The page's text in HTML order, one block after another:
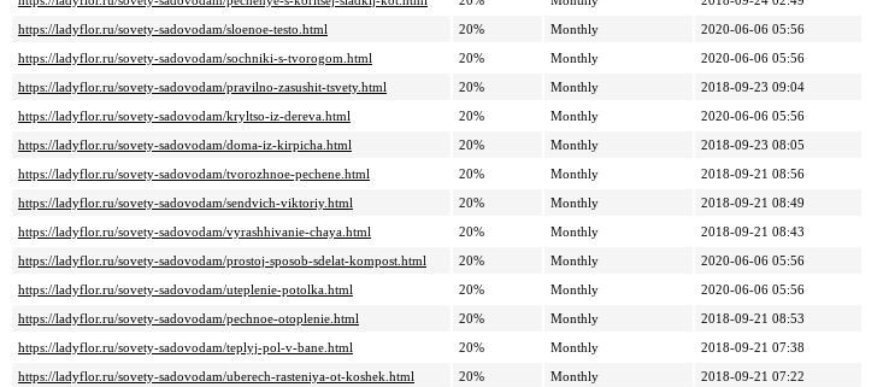
https://ladyflor.ru/sovety-sadovodam/sloenoe-testo.html
20% Monthly
2020-06-06 05:56
https://ladyflor.ru/sovety-sadovodam/sochniki-s-tvorogom.html
20% Monthly
2020-06-06 05:56
https://ladyflor.ru/sovety-sadovodam/pravilno-zasushit-tsvety.html
20% Monthly
2018-09-23 09:04
https://ladyflor.ru/sovety-sadovodam/kryltso-iz-dereva.html
20% Monthly
2020-06-06 05:56
https://ladyflor.ru/sovety-sadovodam/doma-iz-kirpicha.html
20% Monthly
2018-09-23 08:05
https://ladyflor.ru/sovety-sadovodam/tvorozhnoe-pechene.html
20% Monthly
2018-09-21 08:56
https://ladyflor.ru/sovety-sadovodam/sendvich-viktoriy.html
20% Monthly
2018-09-21 08:49
https://ladyflor.ru/sovety-sadovodam/vyrashhivanie-chaya.html
20% Monthly
2018-09-21 08:43
https://ladyflor.ru/sovety-sadovodam/prostoj-sposob-sdelat-kompost.html
20% Monthly
2020-06-06 05:56
https://ladyflor.ru/sovety-sadovodam/uteplenie-potolka.html
20% Monthly
2020-06-06 05:56
https://ladyflor.ru/sovety-sadovodam/pechnoe-otoplenie.html
20% Monthly
2018-09-21 08:53
https://ladyflor.ru/sovety-sadovodam/teplyj-pol-v-bane.html
20% Monthly
2018-09-21 07:38
https://ladyflor.ru/sovety-sadovodam/uberech-rasteniya-ot-koshek.html
20% Monthly
2018-09-21 07:22